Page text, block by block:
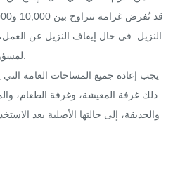
النزيل. في حال إيقاف النزيل عن
والحديقة، إلى حالتها الأصلية بعد